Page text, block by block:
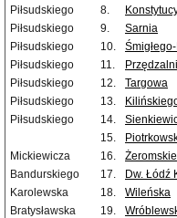
Piłsudskiego
8.
Piłsudskiego
9. Sarnia
Piłsudskiego
10.
Piłsudskiego
11.
Piłsudskiego
12. Targowa
Piłsudskiego
13.
Piłsudskiego
14.
15.
Mickiewicza
16.
Bandurskiego
17. Dw. Łódź
Karolewska
18. Wileńska
Bratysławska
19.